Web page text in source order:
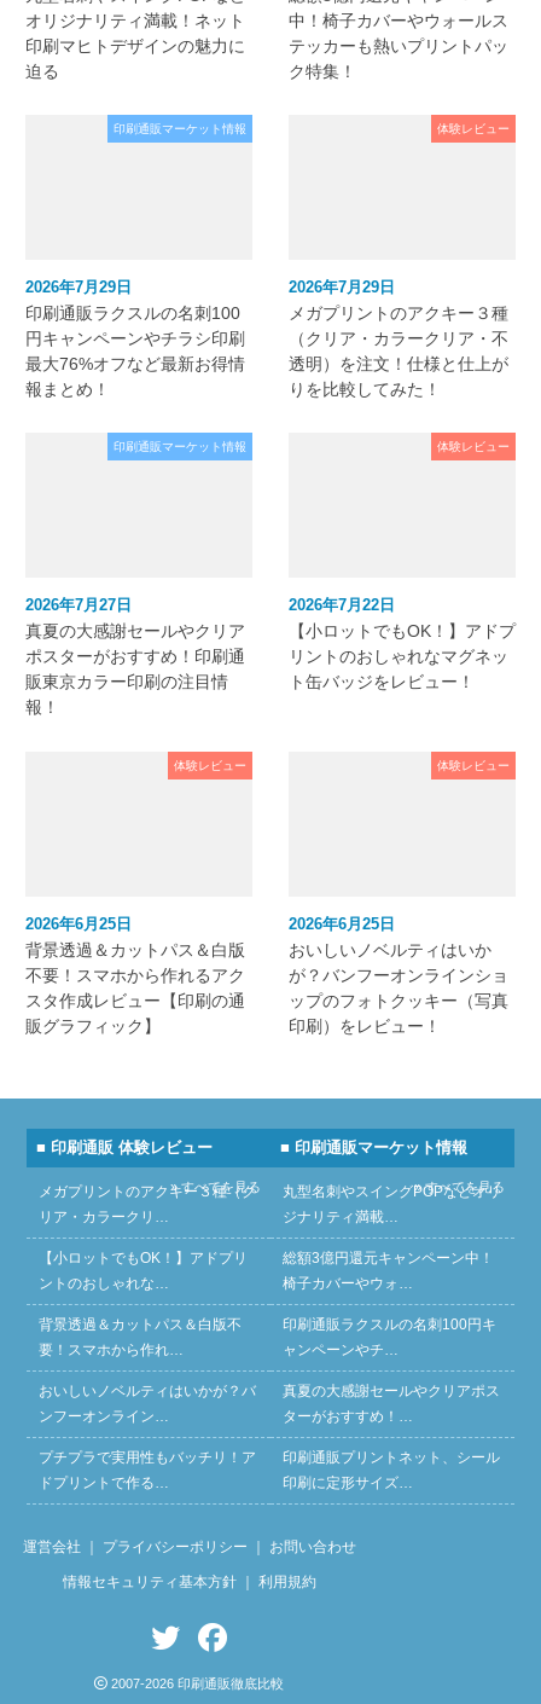
オリジナリティ満載！ネット
印刷マヒトデザインの魅力に
迫る
中！椅子カバーやウォールス
テッカーも熱いプリントパッ
ク特集！
印刷通販マーケット情報
2026年7月29日
印刷通販ラクスルの名刺100
円キャンペーンやチラシ印刷
最大76%オフなど最新お得情
報まとめ！
体験レビュー
2026年7月29日
メガプリントのアクキー３種
（クリア・カラークリア・不
透明）を注文！仕様と仕上が
りを比較してみた！
印刷通販マーケット情報
2026年7月27日
真夏の大感謝セールやクリア
ポスターがおすすめ！印刷通
販東京カラー印刷の注目情
報！
体験レビュー
2026年7月22日
【小ロットでもOK！】アドプ
リントのおしゃれなマグネッ
ト缶バッジをレビュー！
体験レビュー
2026年6月25日
背景透過＆カットパス＆白版
不要！スマホから作れるアク
スタ作成レビュー【印刷の通
販グラフィック】
体験レビュー
2026年6月25日
おいしいノベルティはいか
が？バンフーオンラインショ
ップのフォトクッキー（写真
印刷）をレビュー！
■ 印刷通販 体験レビュー
» すべてを見る
メガプリントのアクキー３種（ク
リア・カラークリ…
【小ロットでもOK！】アドプリ
ントのおしゃれな…
背景透過＆カットパス＆白版不
要！スマホから作れ…
おいしいノベルティはいかが？バ
ンフーオンライン…
プチプラで実用性もバッチリ！ア
ドプリントで作る…
■ 印刷通販マーケット情報
» すべてを見る
丸型名刺やスイングPOPなどオリ
ジナリティ満載…
総額3億円還元キャンペーン中！
椅子カバーやウォ…
印刷通販ラクスルの名刺100円キ
ャンペーンやチ…
真夏の大感謝セールやクリアポス
ターがおすすめ！…
印刷通販プリントネット、シール
印刷に定形サイズ…
運営会社 プライバシーポリシー お問い合わせ
情報セキュリティ基本方針｜ 利用規約
2007-2026 印刷通販徹底比較